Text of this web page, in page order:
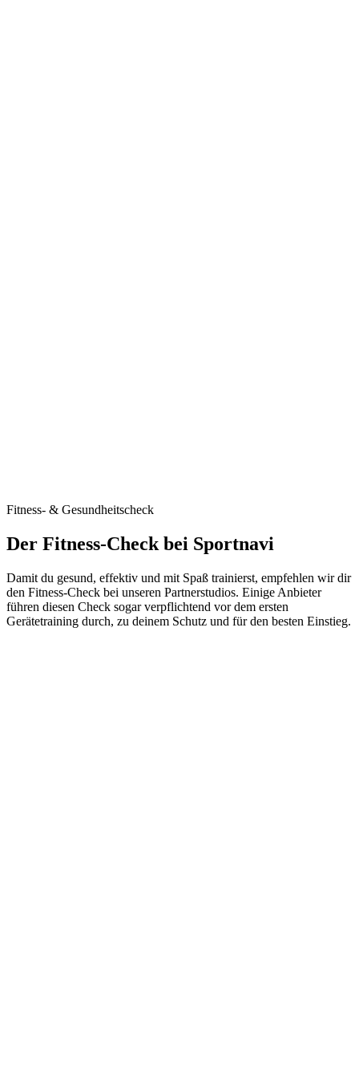
Fitness- & Gesundheitscheck
Der Fitness-Check bei Sportnavi
Damit du gesund, effektiv und mit Spaß trainierst, empfehlen wir dir
den Fitness-Check bei unseren Partnerstudios. Einige Anbieter
führen diesen Check sogar verpflichtend vor dem ersten
Gerätetraining durch, zu deinem Schutz und für den besten Einstieg.